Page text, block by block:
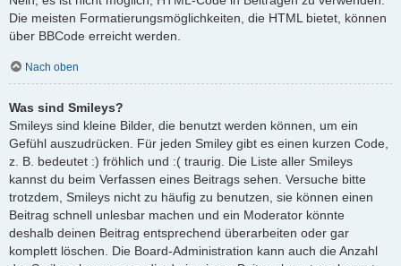
Die meisten Formatierungsmöglichkeiten, die HTML bietet, können
über BBCode erreicht werden.
Nach oben
Was sind Smileys?
Smileys sind kleine Bilder, die benutzt werden können, um ein
Gefühl auszudrücken. Für jeden Smiley gibt es einen kurzen Code,
z. B. bedeutet :) fröhlich und :( traurig. Die Liste aller Smileys
kannst du beim Verfassen eines Beitrags sehen. Versuche bitte
trotzdem, Smileys nicht zu häufig zu benutzen, sie können einen
Beitrag schnell unlesbar machen und ein Moderator könnte
deshalb deinen Beitrag entsprechend überarbeiten oder gar
komplett löschen. Die Board-Administration kann auch die Anzahl